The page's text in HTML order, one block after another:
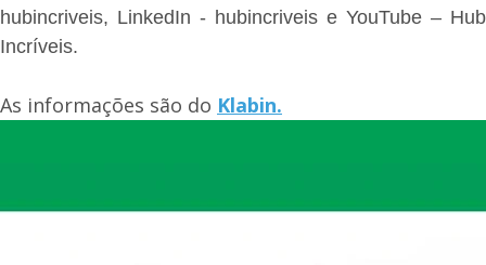
hubincriveis, LinkedIn - hubincriveis e YouTube – Hub
Incríveis.
As informações são do Klabin.